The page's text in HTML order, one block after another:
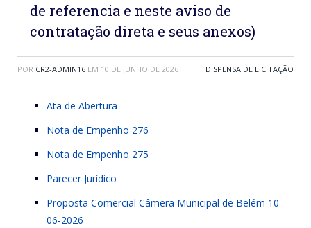
de referencia e neste aviso de
contratação direta e seus anexos)
POR CR2-ADMIN16 EM 10 DE JUNHO DE 2026 DISPENSA DE LICITAÇÃO
Ata de Abertura
Nota de Empenho 276
Nota de Empenho 275
Parecer Jurídico
Proposta Comercial Câmera Municipal de Belém 10
06-2026